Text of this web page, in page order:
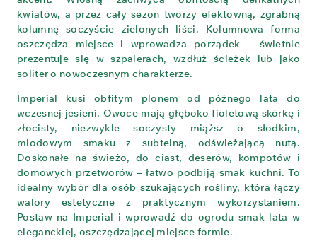
kwiatów, a przez cały sezon tworzy efektowną, zgrabną
kolumnę soczyście zielonych liści. Kolumnowa forma
oszczędza miejsce i wprowadza porządek – świetnie
prezentuje się w szpalerach, wzdłuż ścieżek lub jako
soliter o nowoczesnym charakterze.
Imperial kusi obfitym plonem od późnego lata do
wczesnej jesieni. Owoce mają głęboko fioletową skórkę i
złocisty, niezwykle soczysty miąższ o słodkim,
miodowym smaku z subtelną, odświeżającą nutą.
Doskonałe na świeżo, do ciast, deserów, kompotów i
domowych przetworów – łatwo podbiją smak kuchni. To
idealny wybór dla osób szukających rośliny, która łączy
walory estetyczne z praktycznym wykorzystaniem.
Postaw na Imperial i wprowadź do ogrodu smak lata w
eleganckiej, oszczędzającej miejsce formie.